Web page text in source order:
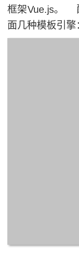
框架Vue.js。
面几种模板引